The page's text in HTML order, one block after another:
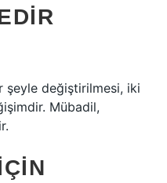
şeyle değiştirilmesi, iki
Mübadil,